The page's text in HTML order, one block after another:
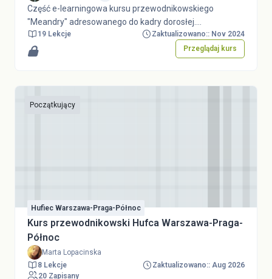
Część e-learningowa kursu przewodnikowskiego
"Meandry" adresowanego do kadry dorosłej.
Zainteresowani całym kursem (zarówno potencjalni
uczestnicy jak i chcący zobaczyć kurs "od kuchni") są
otrzymaniem uprawnień gościa (by przejrzeć część e-
learningową) są proszeni o kontakt:
19 Lekcje
Zaktualizowano:: Nov 2024
Przeglądaj kurs
Początkujący
Hufiec Warszawa-Praga-Północ
Kurs przewodnikowski Hufca Warszawa-Praga-
Północ
Marta Lopacinska
8 Lekcje
Zaktualizowano:: Aug 2026
20 Zapisany